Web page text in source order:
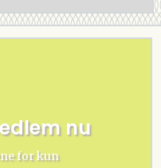
nu
for kun